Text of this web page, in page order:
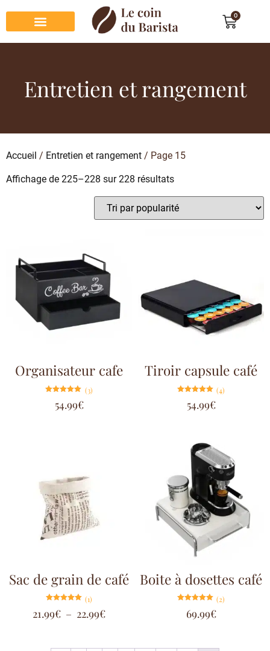
0
Entretien et rangement
Accueil / Entretien et rangement / Page 15
Affichage de 225–228 sur 228 résultats
Organisateur cafe
5.00
sur 5
(3)
54.99€
Tiroir capsule café
5.00
sur 5
(4)
54.99€
Sac de grain de café
5.00
sur 5
(1)
21.99€ – 22.99€
Boite à dosettes café
5.00
sur 5
(2)
69.99€